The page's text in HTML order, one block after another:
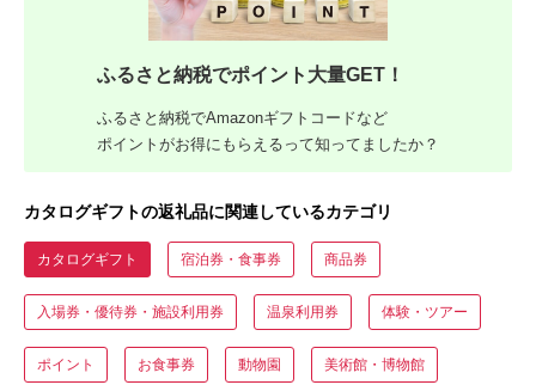
ふるさと納税でポイント大量GET！
ふるさと納税でAmazonギフトコードなど
ポイントがお得にもらえるって知ってましたか？
カタログギフトの返礼品に関連しているカテゴリ
カタログギフト 宿泊券・食事券 商品券
入場券・優待券・施設利用券 温泉利用券 体験・ツアー
ポイント お食事券 動物園 美術館・博物館